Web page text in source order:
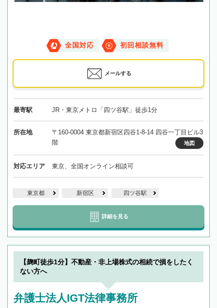
全国対応 初回相談無料
メールする
最寄駅 JR・東京メトロ「四ツ谷駅」徒歩1分
所在地
〒160-0004 東京都新宿区四谷1-8-14 四谷一丁目ビル3
階
地図
対応エリア 東京、全国オンライン相談可
東京都 新宿区 四ツ谷駅
詳細を見る
【麹町徒歩1分】不動産・非上場株式の相続で損をしたく
ない方へ
弁護士法人IGT法律事務所